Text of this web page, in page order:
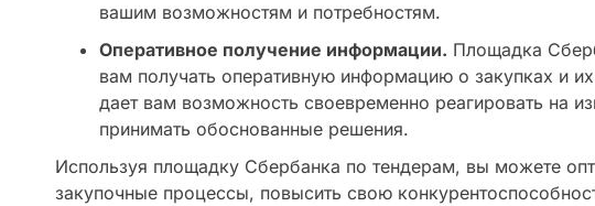
вашим возможностям и потребностям.
Оперативное получение информации. Площадка
вам получать оперативную информацию о закупках и их
дает вам возможность своевременно реагировать на
принимать обоснованные решения.
Используя площадку Сбербанка по тендерам, вы можете
закупочные процессы, повысить свою